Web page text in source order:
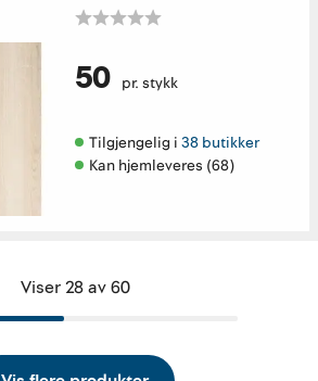
50 pr. stykk
Tilgjengelig i 38 butikker
Kan hjemleveres (68)
Viser 28 av 60